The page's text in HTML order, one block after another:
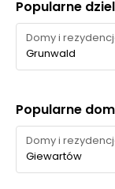
Popularne
Grunwald
Popularne
Giewartów